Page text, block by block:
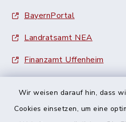
Wir weisen darauf hin, dass
Cookies einsetzen, um eine
BayernPortal
Landratsamt NEA
Finanzamt Uffenheim